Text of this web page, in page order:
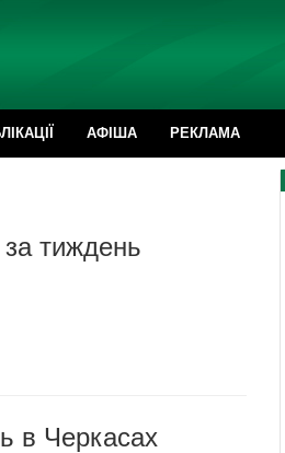
АФІША РЕКЛАМА
за тиждень
в Черкасах